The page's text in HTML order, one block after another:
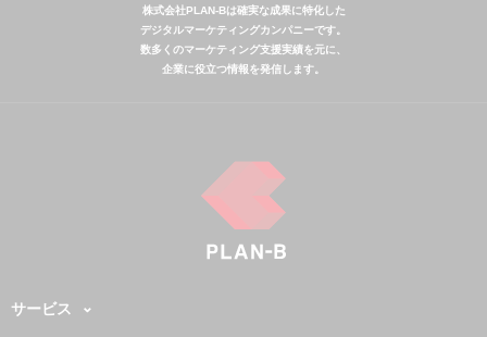
株式会社PLAN-Bは確実な成果に特化した
デジタルマーケティングカンパニーです。
数多くのマーケティング支援実績を元に、
企業に役立つ情報を発信します。
サービス